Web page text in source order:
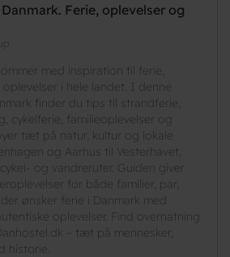
Ferie, oplevelser og
med inspiration til ferie,
i hele landet. I denne
finder du tips til strandferie,
cykelferie, familieoplevelser og
tæt på natur, kultur og lokale
og Aarhus til Vesterhavet,
og vandreruter. Guiden giver
for både familier, par,
ønsker ferie i Danmark med
oplevelser. Find overnatning
– tæt på mennesker,